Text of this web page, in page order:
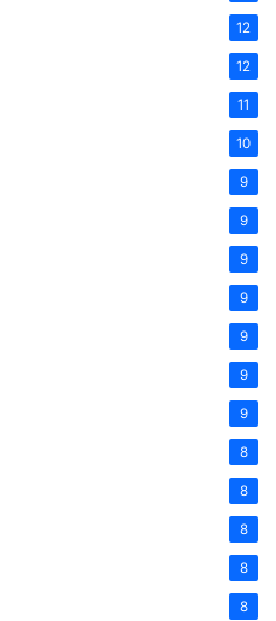
12
12
11
10
9
9
9
9
9
9
9
8
8
8
8
8